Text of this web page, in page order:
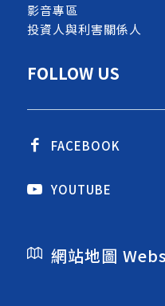
影音專區
投資人與利害關係人
FOLLOW US
FACEBOOK
YOUTUBE
網站地圖